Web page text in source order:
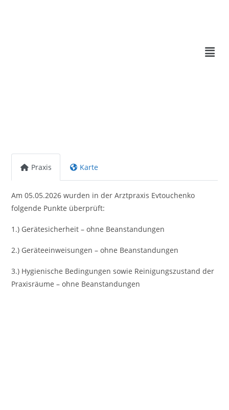
Praxis Karte
Am 05.05.2026 wurden in der Arztpraxis Evtouchenko
folgende Punkte überprüft:
1.) Gerätesicherheit – ohne Beanstandungen
2.) Geräteeinweisungen – ohne Beanstandungen
3.) Hygienische Bedingungen sowie Reinigungszustand der
Praxisräume – ohne Beanstandungen